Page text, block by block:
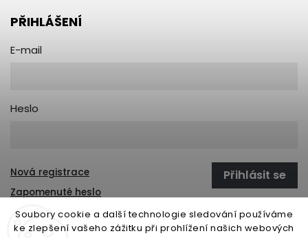
Soubory cookie a další technologie sledování používáme
ke zlepšení vašeho zážitku při prohlížení našich webových
PŘIHLÁŠENÍ
E-mail
Heslo
Přihlásit se
Nová registrace
Zapomenuté heslo